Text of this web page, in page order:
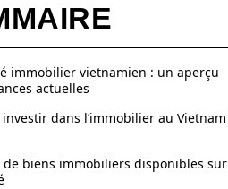
immobilier vietnamien : un aperçu
actuelles
dans l’immobilier au Vietnam
de biens immobiliers disponibles sur